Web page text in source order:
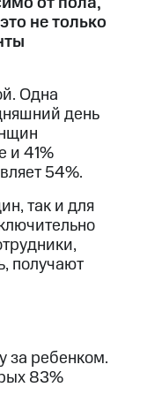
не только
Одна
день
и 41%
54%.
так и для
получают
за ребенком.
83%